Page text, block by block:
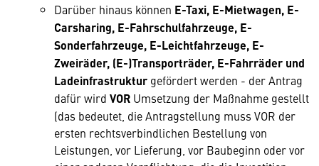
Darüber hinaus können E-Taxi, E-Mietwagen, E-
Carsharing, E-Fahrschulfahrzeuge, E-
Sonderfahrzeuge, E-Leichtfahrzeuge, E-
Zweiräder, (E-)Transporträder, E-Fahrräder und
Ladeinfrastruktur gefördert werden - der Antrag
dafür wird VOR Umsetzung der Maßnahme gestellt
(das bedeutet, die Antragstellung muss VOR der
ersten rechtsverbindlichen Bestellung von
Leistungen, vor Lieferung, vor Baubeginn oder vor